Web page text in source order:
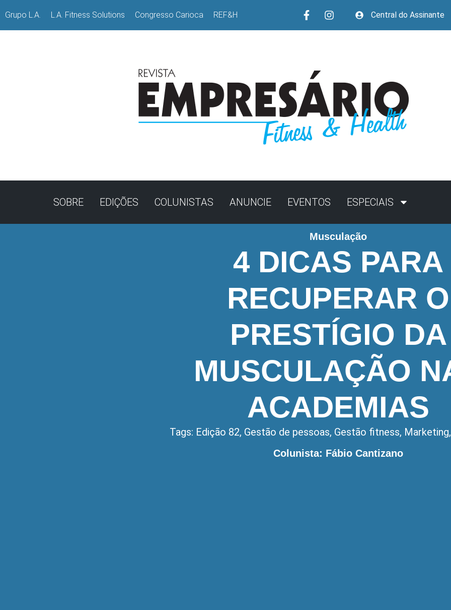
Grupo L.A. L.A. Fitness Solutions Congresso Carioca REF&H Central do Assinante
SOBRE EDIÇÕES COLUNISTAS ANUNCIE EVENTOS ESPECIAIS
Musculação
4 DICAS PARA
RECUPERAR O
PRESTÍGIO DA
MUSCULAÇÃO
ACADEMIAS
Tags: Edição 82, Gestão de pessoas, Gestão fitness, Marketing,
Colunista: Fábio Cantizano